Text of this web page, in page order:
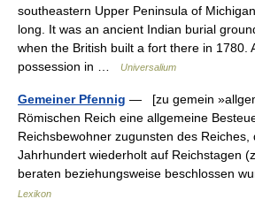
southeastern Upper Peninsula of
long. It was an ancient Indian burial
when the British built a fort there in 1780.
possession in …
Universalium
Gemeiner Pfennig — [zu gemein
Römischen Reich eine allgemeine
Reichsbewohner zugunsten des Reiches,
Jahrhundert wiederholt auf Reichstagen
beraten beziehungsweise beschlossen
Lexikon